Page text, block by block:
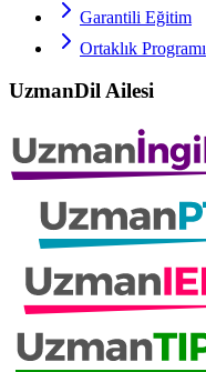
Garantili Eğitim
Ortaklık Programı
UzmanDil Ailesi